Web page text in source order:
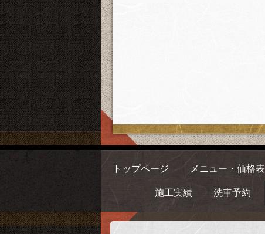
トップページ メニュー・価格表
施工実績 洗車予約